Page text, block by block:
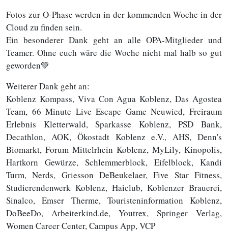
Fotos zur O-Phase werden in der kommenden Woche in der
Cloud zu finden sein.
Ein besonderer Dank geht an alle OPA-Mitglieder und
Teamer. Ohne euch wäre die Woche nicht mal halb so gut
geworden💚
Weiterer Dank geht an:
Koblenz Kompass, Viva Con Agua Koblenz, Das Agostea
Team, 66 Minute Live Escape Game Neuwied, Freiraum
Erlebnis Kletterwald, Sparkasse Koblenz, PSD Bank,
Decathlon, AOK, Ökostadt Koblenz e.V., AHS, Denn's
Biomarkt, Forum Mittelrhein Koblenz, MyLily, Kinopolis,
Hartkorn Gewürze, Schlemmerblock, Eifelblock, Kandi
Turm, Nerds, Griesson DeBeukelaer, Five Star Fitness,
Studierendenwerk Koblenz, Haiclub, Koblenzer Brauerei,
Sinalco, Emser Therme, Touristeninformation Koblenz,
DoBeeDo, Arbeiterkind.de, Youtrex, Springer Verlag,
Women Career Center, Campus App, VCP